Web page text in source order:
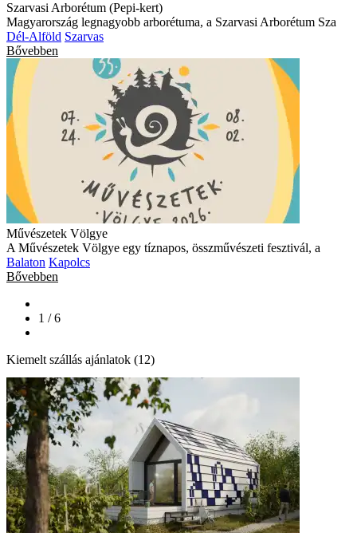
Szarvasi Arborétum (Pepi-kert)
Magyarország legnagyobb arborétuma, a Szarvasi Arborétum Sza
Dél-Alföld Szarvas
Bővebben
Művészetek Völgye
A Művészetek Völgye egy tíznapos, összművészeti fesztivál, a
Balaton Kapolcs
Bővebben
1 / 6
Kiemelt szállás ajánlatok (12)